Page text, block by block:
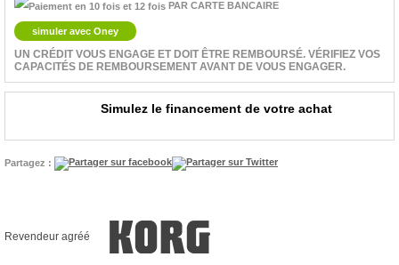
PAR CARTE BANCAIRE
simuler avec Oney
UN CRÉDIT VOUS ENGAGE ET DOIT ÊTRE REMBOURSÉ. VÉRIFIEZ VOS
CAPACITÉS DE REMBOURSEMENT AVANT DE VOUS ENGAGER.
Simulez le financement de votre achat
Partagez :
Revendeur agréé